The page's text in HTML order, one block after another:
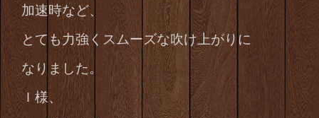
加速時など、
とても力強くスムーズな吹け上がりに
なりました。
Ｉ様、